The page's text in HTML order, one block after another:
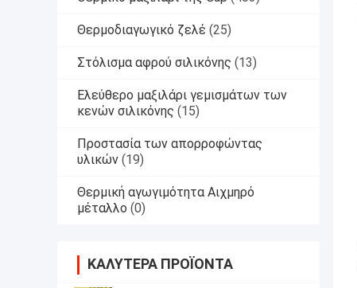
Θερμοδιαγωγικό ζελέ (25)
Στόλισμα αφρού σιλικόνης (13)
Ελεύθερο μαξιλάρι γεμισμάτων των
κενών σιλικόνης (15)
Προστασία των απορροφώντας
υλικών (19)
Θερμική αγωγιμότητα Αιχμηρό
μέταλλο (0)
ΚΑΛΎΤΕΡΑ ΠΡΟΪΌΝΤΑ